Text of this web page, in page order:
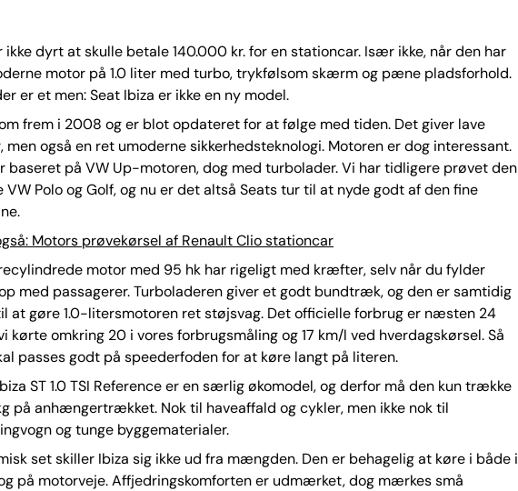
ikke dyrt at skulle betale 140.000 kr. for en stationcar. Især ikke, når den har
motor på 1.0 liter med turbo, trykfølsom skærm og pæne pladsforhold.
er et men: Seat Ibiza er ikke en ny model.
frem i 2008 og er blot opdateret for at følge med tiden. Det giver lave
men også en ret umoderne sikkerhedsteknologi. Motoren er dog interessant.
baseret på VW Up-motoren, dog med turbolader. Vi har tidligere prøvet den
VW Polo og Golf, og nu er det altså Seats tur til at nyde godt af den fine
Motors prøvekørsel af Renault Clio stationcar
motor med 95 hk har rigeligt med kræfter, selv når du fylder
med passagerer. Turboladeren giver et godt bundtræk, og den er samtidig
at gøre 1.0-litersmotoren ret støjsvag. Det officielle forbrug er næs­ten 24
kørte omkring 20 i vores forbrugsmåling og 17 km/l ved hverdagskørsel. Så
passes godt på speederfoden for at køre langt på literen.
ST 1.0 TSI Reference er en særlig økomodel, og derfor må den kun trække
på anhængertrækket. Nok til haveaffald og cykler, men ikke nok til
og tunge byggematerialer.
set skiller Ibiza sig ikke ud fra mængden. Den er behagelig at køre i både i
på motorveje. Affjedringskomforten er udmærket, dog mærkes små